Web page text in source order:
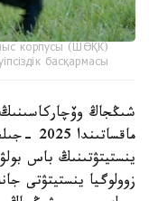
корпусы (ШӨҚК)
басқармасы
شىڭجاڭ
ينستيتۋتىنىڭ باس
زوولوگيا ينستيتۋتى